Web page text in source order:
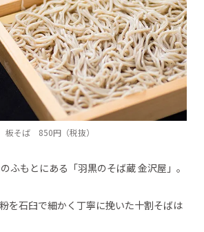
板そば 850円（税抜）
ふもとにある「羽黒のそば蔵 金沢屋」。
を石臼で細かく丁寧に挽いた十割そばは